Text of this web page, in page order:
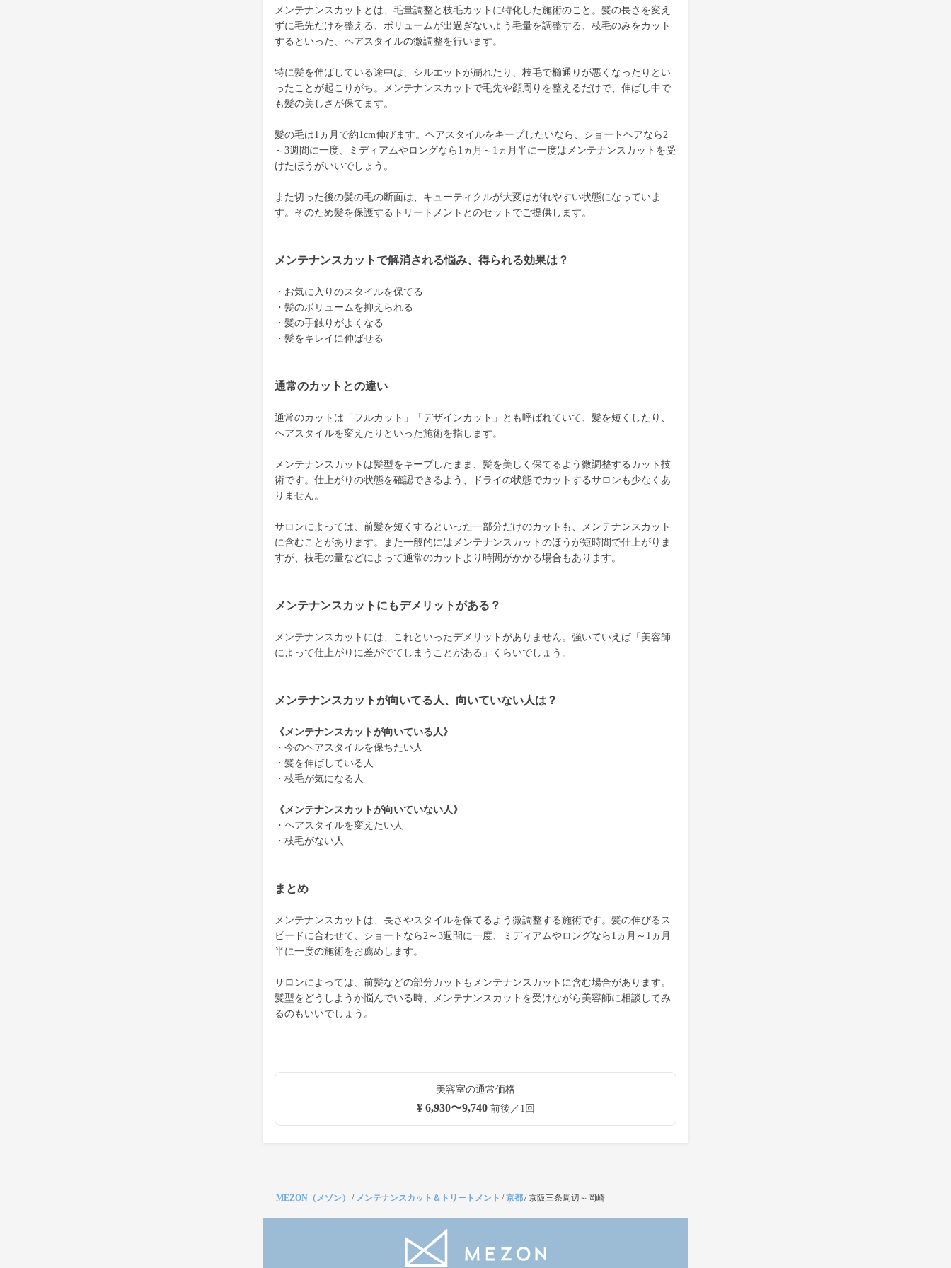
メンテナンスカットとは、毛量調整と枝毛カットに特化した施術のこと。髪の長さを変え
ずに毛先だけを整える、ボリュームが出過ぎないよう毛量を調整する、枝毛のみをカット
するといった、ヘアスタイルの微調整を行います。
特に髪を伸ばしている途中は、シルエットが崩れたり、枝毛で櫛通りが悪くなったりとい
ったことが起こりがち。メンテナンスカットで毛先や顔周りを整えるだけで、伸ばし中で
も髪の美しさが保てます。
髪の毛は1ヵ月で約1cm伸びます。ヘアスタイルをキープしたいなら、ショートヘアなら2
～3週間に一度、ミディアムやロングなら1ヵ月～1ヵ月半に一度はメンテナンスカットを受
けたほうがいいでしょう。
また切った後の髪の毛の断面は、キューティクルが大変はがれやすい状態になっていま
す。そのため髪を保護するトリートメントとのセットでご提供します。
メンテナンスカットで解消される悩み、得られる効果は？
・お気に入りのスタイルを保てる
・髪のボリュームを抑えられる
・髪の手触りがよくなる
・髪をキレイに伸ばせる
通常のカットとの違い
通常のカットは「フルカット」「デザインカット」とも呼ばれていて、髪を短くしたり、
ヘアスタイルを変えたりといった施術を指します。
メンテナンスカットは髪型をキープしたまま、髪を美しく保てるよう微調整するカット技
術です。仕上がりの状態を確認できるよう、ドライの状態でカットするサロンも少なくあ
りません。
サロンによっては、前髪を短くするといった一部分だけのカットも、メンテナンスカット
に含むことがあります。また一般的にはメンテナンスカットのほうが短時間で仕上がりま
すが、枝毛の量などによって通常のカットより時間がかかる場合もあります。
メンテナンスカットにもデメリットがある？
メンテナンスカットには、これといったデメリットがありません。強いていえば「美容師
によって仕上がりに差がでてしまうことがある」くらいでしょう。
メンテナンスカットが向いてる人、向いていない人は？
《メンテナンスカットが向いている人》
・今のヘアスタイルを保ちたい人
・髪を伸ばしている人
・枝毛が気になる人
《メンテナンスカットが向いていない人》
・ヘアスタイルを変えたい人
・枝毛がない人
まとめ
メンテナンスカットは、長さやスタイルを保てるよう微調整する施術です。髪の伸びるス
ピードに合わせて、ショートなら2～3週間に一度、ミディアムやロングなら1ヵ月～1ヵ月
半に一度の施術をお薦めします。
サロンによっては、前髪などの部分カットもメンテナンスカットに含む場合があります。
髪型をどうしようか悩んでいる時、メンテナンスカットを受けながら美容師に相談してみ
るのもいいでしょう。
美容室の通常価格
¥ 6,930〜9,740前後／1回
MEZON（メゾン） / メンテナンスカット＆トリートメント /京都/京阪三条周辺～岡崎